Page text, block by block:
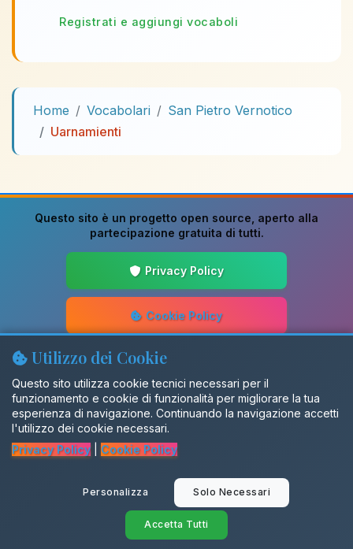
Registrati e aggiungi vocaboli
Home Vocabolari
San Pietro Vernotico
Uarnamienti
Questo sito è un progetto open source , aperto alla
partecipazione gratuita di tutti.
Privacy Policy
Cookie Policy
Guida alla Scrittura
Aggiornamenti
Gruppo Facebook
SalentiX
© 2026 Dialettando. Tutti i diritti riservati.
Utilizzo dei Cookie
Questo sito utilizza cookie tecnici necessari per il
funzionamento e cookie di funzionalità per migliorare la tua
esperienza di navigazione. Continuando la navigazione accetti
l'utilizzo dei cookie necessari.
Privacy Policy
Cookie Policy
Personalizza Solo Necessari
Accetta Tutti